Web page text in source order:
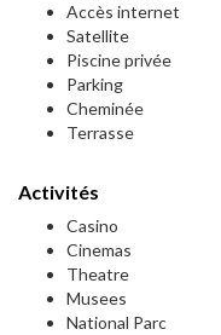
Accès internet
Satellite
Piscine privée
Parking
Cheminée
Terrasse
Activités
Casino
Cinemas
Theatre
Musees
National Parc